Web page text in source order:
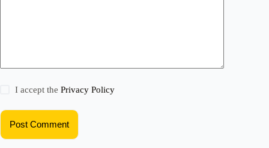
I accept thePrivacy Policy
Post Comment